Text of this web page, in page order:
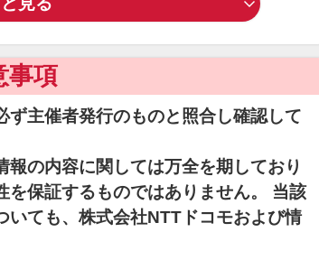
事項
主催者発行のものと照合し確認して
の内容に関しては万全を期しており
を保証するものではありません。 当該
いても、株式会社NTTドコモおよび情